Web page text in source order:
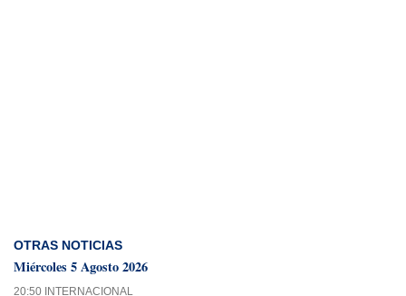
OTRAS NOTICIAS
Miércoles 5 Agosto 2026
20:50 INTERNACIONAL